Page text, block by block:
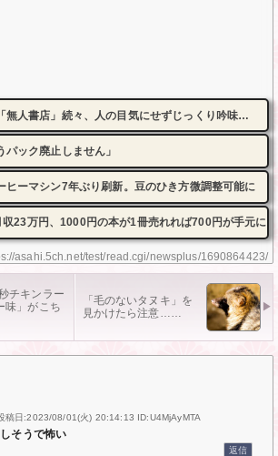
asahi.5ch.net/test/read.cgi/newsplus/1690864423/
無人書店」続々、人の目気にせずじっくり吟味…
パック廃止しません」
ヒーマシン7年ぶり刷新。豆のひき方微調整可能に
23万円、1000円の本が1冊売れれば700円が手元に
チキンラー
味」がこち
「毛のないタヌキ」を
見かけたら注意……
稿日:2023/08/01(火) 20:14:13 ID:U4MjAyMTA
そうで怖い
返信